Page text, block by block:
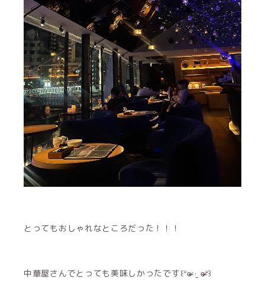
とってもおしゃれなところだった！！！
中華屋さんでとっても美味しかったです꒰ᐡɞ̴̶̷ ·̫ ɞ̴̶̷ᐡ꒱